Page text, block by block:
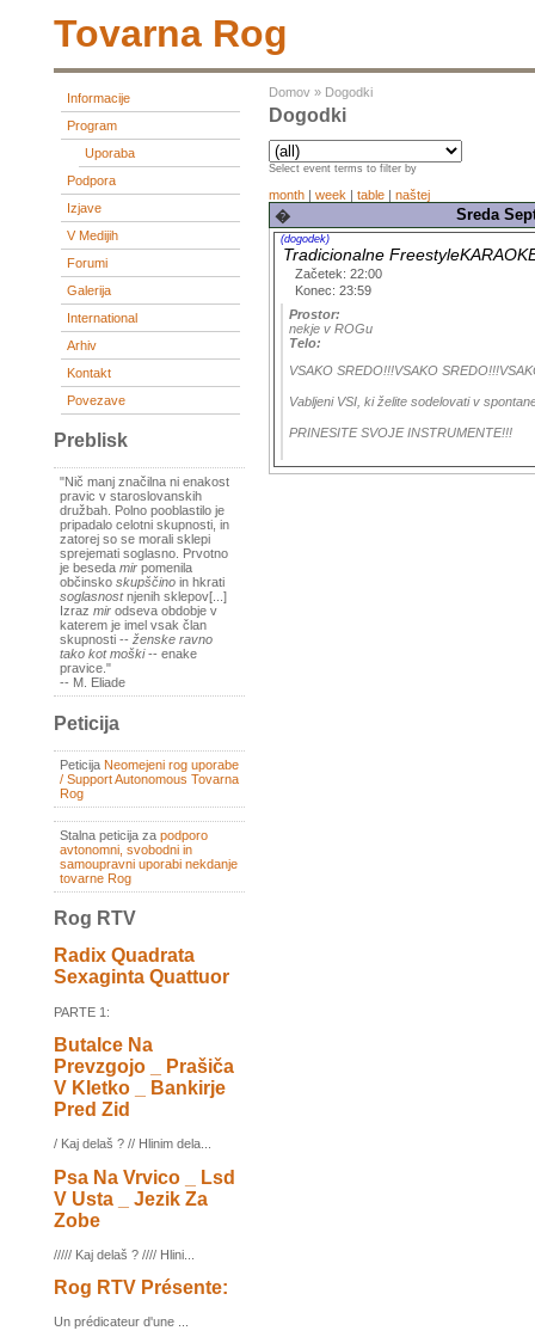
Tovarna Rog
Informacije
Program
Uporaba
Podpora
Izjave
V Medijih
Forumi
Galerija
International
Arhiv
Kontakt
Povezave
Preblisk
"Nič manj značilna ni enakost
pravic v staroslovanskih
družbah. Polno pooblastilo je
pripadalo celotni skupnosti, in
zatorej so se morali sklepi
sprejemati soglasno. Prvotno
je beseda mir pomenila
občinsko skupščino in hkrati
soglasnostnjenih sklepov[...]
Izraz mir odseva obdobje v
katerem je imel vsak član
skupnosti -- ženske ravno
tako kot moški-- enake
pravice."
-- M. Eliade
Peticija
Peticija Neomejeni rog uporabe
/ Support Autonomous Tovarna
Rog
Stalna peticija za podporo
avtonomni, svobodni in
samoupravni uporabi nekdanje
tovarne Rog
Rog RTV
Radix Quadrata
Sexaginta Quattuor
PARTE 1:
Butalce Na
Prevzgojo _ Prašiča
V Kletko _ Bankirje
Pred Zid
/ Kaj delaš ? // Hlinim dela...
Psa Na Vrvico _ Lsd
V Usta _ Jezik Za
Zobe
///// Kaj delaš ? //// Hlini...
Rog RTV Présente:
Un prédicateur d'une ...
Domov » Dogodki
Dogodki
Select event terms to filter by
month | week | table | naštej
� Sreda
(dogodek)
Tradicionalne
Začetek: 22:00
Konec: 23:59
Prostor:
nekje v ROGu
Telo:
VSAKO SREDO!!!VSAKO
Vabljeni VSI, ki želite sodelovati v
PRINESITE SVOJE INSTRUMENTE!!!